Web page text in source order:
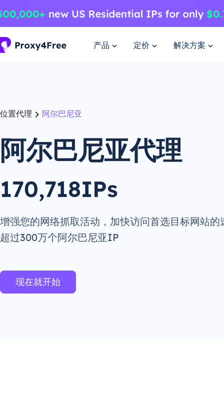
产品 定价 解决方案
位置代理 阿尔巴尼亚
阿尔巴尼亚代理
170,718IPs
增强您的网络抓取活动，加快访问首选目标网站的
超过300万个阿尔巴尼亚IP
现在就开始